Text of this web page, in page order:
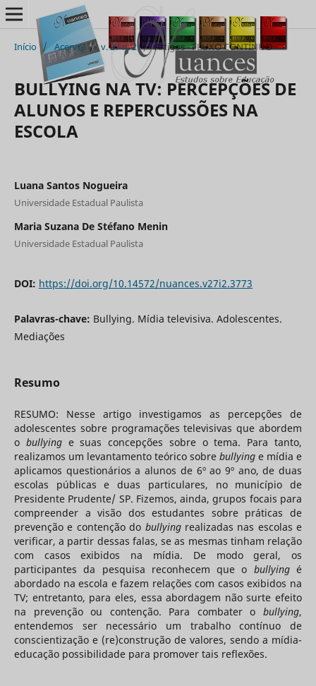
Início / Acervo / v. 27 n. 2 / Artigos - FLUXO CONTÍNUO
BULLYING NA TV: PERCEPÇÕES DE
ALUNOS E REPERCUSSÕES NA
ESCOLA
Luana Santos Nogueira
Universidade Estadual Paulista
Maria Suzana De Stéfano Menin
Universidade Estadual Paulista
DOI: https://doi.org/10.14572/nuances.v27i2.3773
Palavras-chave: Bullying. Mídia televisiva. Adolescentes.
Mediações
Resumo
RESUMO: Nesse artigo investigamos as percepções de
adolescentes sobre programações televisivas que abordem
o bullying e suas concepções sobre o tema. Para tanto,
realizamos um levantamento teórico sobrebullying e mídia e
aplicamos questionários a alunos de 6º ao 9º ano, de duas
escolas públicas e duas particulares, no município de
Presidente Prudente/ SP. Fizemos, ainda, grupos focais para
compreender a visão dos estudantes sobre práticas de
prevenção e contenção do bullyingrealizadas nas escolas e
verificar, a partir dessas falas, se as mesmas tinham relação
com casos exibidos na mídia. De modo geral, os
participantes da pesquisa reconhecem que o bullyingé
abordado na escola e fazem relações com casos exibidos na
TV; entretanto, para eles, essa abordagem não surte efeito
na prevenção ou contenção. Para combater obullying,
entendemos ser necessário um trabalho contínuo de
conscientização e (re)construção de valores, sendo a mídia-
educação possibilidade para promover tais reflexões.